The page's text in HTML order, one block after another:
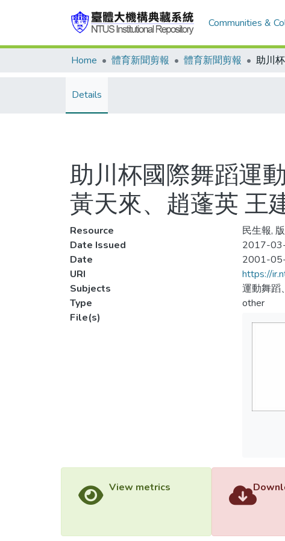
Communities &
Home 體育新聞剪報 體育新聞剪報
Details
助川杯國際舞蹈運
黃天來、趙蓬英 王
Resource
民生報,
Date Issued
2017-
Date
2001-
URI
https://
Subjects
運動舞蹈
Type
other
File(s)
View metrics